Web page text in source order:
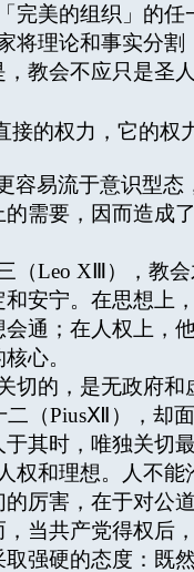
完美的组织」的任
将理论和事实分割
教会不应只是圣
接的权力，它的权
容易流于意识型
需要，因而造成
（Leo XⅢ），教
安宁。在思想上
通；在人权上，
心。
切的，是无政府和
二（PiusⅫ），却
其时，唯独关切
权和理想。人不能
厉害，在于对公
当共产党得权后
强硬的态度：既